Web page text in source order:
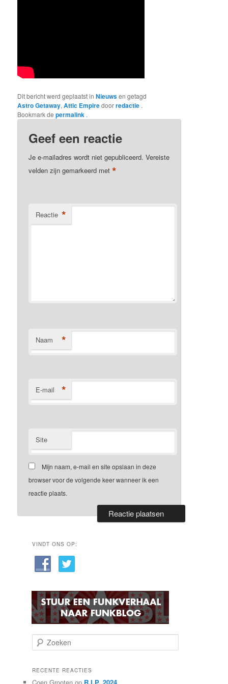
Dit bericht werd geplaatst inNieuwsen getagd
Astro Getaway,Attic Empiredoorredactie .
Bookmark depermalink .
Geef een reactie
Je e-mailadres wordt niet gepubliceerd. Vereiste
velden zijn gemarkeerd met*
Reactie *
Naam *
E-mail *
Site
Mijn naam, e-mail en site opslaan in deze
browser voor de volgende keer wanneer ik een
reactie plaats.
VINDT ONS OP:
o
k
RECENTE REACTIES